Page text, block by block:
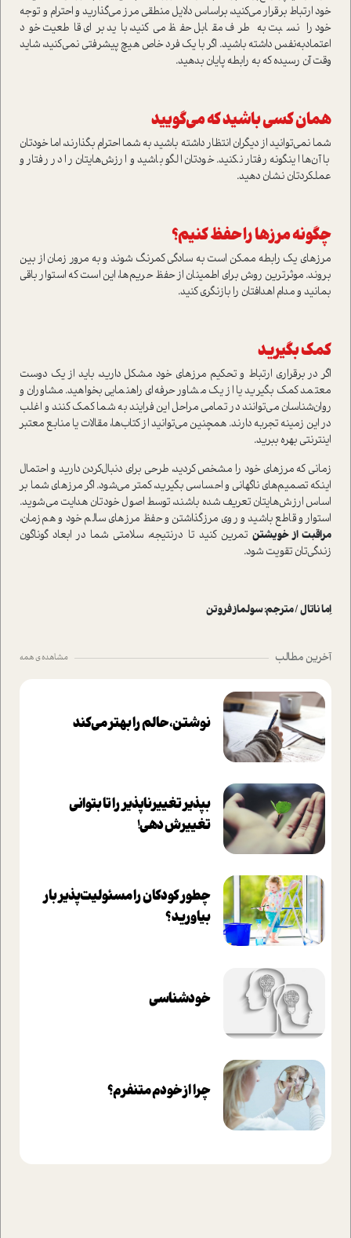
خود ارتباط برقرار می‌کنید، بر‌اساس دلایل منطقی مرز می‌گذارید و احترام و توجه
خود را نسبت به طرف مقابل حفظ می‌کنید، باید برای قاطعیت خود
اعتماد‌به‌نفس داشته باشید. اگر با یک فرد خاص هیچ پیشرفتی نمی‌کنید، شاید
وقت آن رسیده که به رابطه پایان بدهید.
همان کسی باشید که می‌گویید
شما نمی‌توانید از دیگران انتظار داشته باشید به شما احترام بگذارند، اما خودتان
با آن‌ها اینگونه رفتار نکنید. خودتان الگو باشید و ارزش‌هایتان را در رفتار و
عملکردتان نشان دهید.
چگونه مرزها را حفظ کنیم؟
مرزهای یک رابطه ممکن است به سادگی کمرنگ شوند و به مرور زمان از بین
بروند. موثرترین روش برای اطمینان از حفظ حریم‌ها، این است که استوار باقی
بمانید و مدام اهدافتان را بازنگری کنید.
کمک بگیرید
اگر در برقراری ارتباط و تحکیم مرزهای خود مشکل دارید، باید از یک دوست
معتمد کمک بگیرید یا از یک مشاور حرفه‌ای راهنمایی بخواهید. مشاوران و
روان‌شناسان می‌توانند در تمامی مراحل این فرایند به شما کمک کنند و اغلب
در این زمینه تجربه دارند. همچنین می‌توانید از کتاب‌ها، مقالات یا منابع معتبر
اینترنتی بهره ببرید.
زمانی که مرزهای خود را مشخص کردید، طرحی برای دنبال‌کردن دارید و احتمال
اینکه تصمیم‌های ناگهانی و احساسی بگیرید، کمتر می‌شود. اگر مرزهای شما بر
اساس ارزش‌هایتان تعریف شده باشند، توسط اصول خودتان هدایت می‌شوید.
استوار و قاطع باشید و روی مرز‌گذاشتن و حفظ مرزهای سالم خود و هم‌زمان،
مراقبت از خویشتن تمرین کنید تا در‌نتیجه، سلامتی شما در ابعاد گوناگون
زندگی‌تان تقویت شود.
اِما ناتال / مترجم: سولماز فروتن
آخرین مطالب مشاهده ی همه
نوشتن، حالم را بهتر می‌کند
بپذير تغييرناپذير را تا بتواني
تغييرش دهي!‏
چطور کودکان را مسئولیت‌پذیر بار
بیاورید؟
خودشناسی
چرا از خودم متنفرم؟